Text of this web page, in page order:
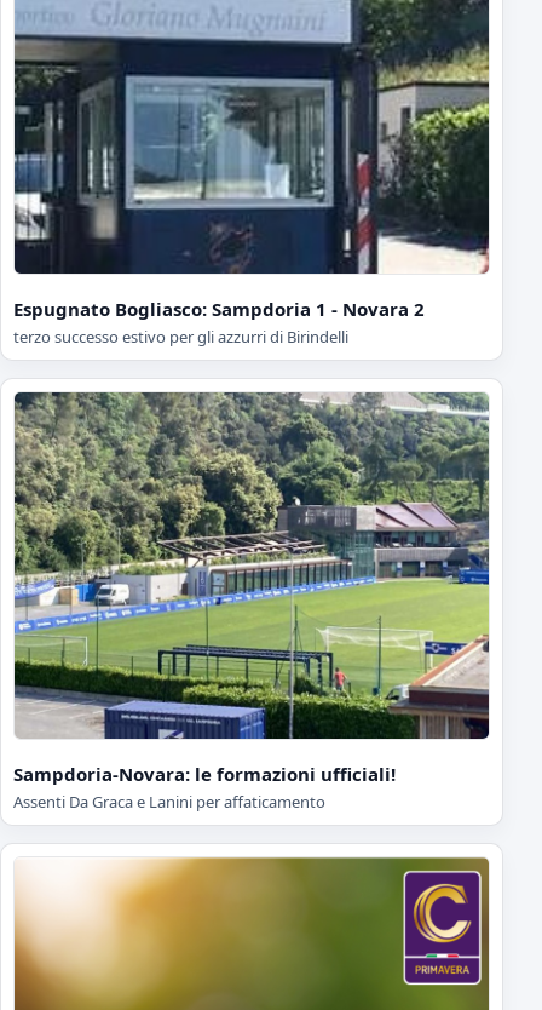
Espugnato Bogliasco: Sampdoria 1 - Novara 2
terzo successo estivo per gli azzurri di Birindelli
Sampdoria-Novara: le formazioni ufficiali!
Assenti Da Graca e Lanini per affaticamento